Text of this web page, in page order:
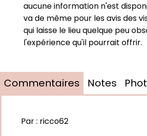
aucune information n'est
va de même pour les avis des
qui laisse le lieu quelque peu
l'expérience qu'il pourrait offrir.
Commentaires Notes
Par : ricco62